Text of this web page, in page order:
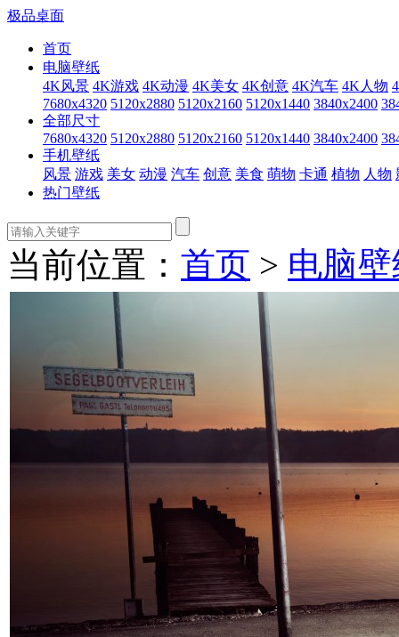
极品桌面
首页
电脑壁纸
4K风景 4K游戏 4K动漫 4K美女 4K创意 4K汽车 4K人物
7680x4320 5120x2880 5120x2160 5120x1440 3840x2400
全部尺寸
7680x4320 5120x2880 5120x2160 5120x1440 3840x2400
手机壁纸
风景 游戏 美女 动漫 汽车 创意 美食 萌物 卡通 植物 人物
热门壁纸
当前位置： 首页 > 电脑